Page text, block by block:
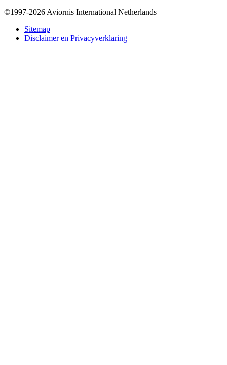
Bottom
©1997-2026 Aviornis International Netherlands
Sitemap
Disclaimer en Privacyverklaring